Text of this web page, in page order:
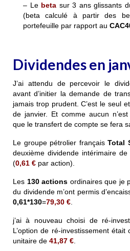
– Le beta sur 3 ans glissants
(beta calculé à partir des
portefeuille par rapport au
Dividendes en
J’ai attendu de percevoir le
avant d’initier la demande de
jamais trop prudent. C’est le seul
de janvier. Et comme aucun
que le transfert de compte se fera
Le groupe pétrolier français Total
deuxième dividende intérimaire de
(0,61 € par action).
Les 130 actions ordinaires que je
du dividende m’ont permis
0,61*130=79,30 €.
j’ai à nouveau choisi de ré-
L’option de ré-investissement
unitaire de 41,87 €.